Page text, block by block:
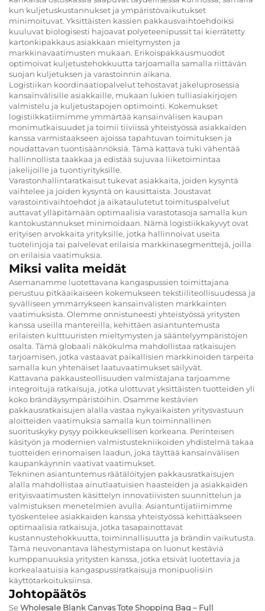
kun kuljetuskustannukset ja ympäristövaikutukset
minimoituvat. Yksittäisten kassien pakkausvaihtoehdoiksi
kuuluvat biologisesti hajoavat polyeteenipussit tai kierrätetty
kartonkipakkaus asiakkaan mieltymysten ja
markkinavaatimusten mukaan. Erikoispakkausmuodot
optimoivat kuljetustehokkuutta tarjoamalla samalla riittävän
suojan kuljetuksen ja varastoinnin aikana.
Logistiikan koordinaatiopalvelut tehostavat jakeluprosessia
kansainvälisille asiakkaille, mukaan lukien tulliasiakirjojen
valmistelu ja kuljetustapojen optimointi. Kokemukset
logistiikkatiimimme ymmärtää kansainvälisen kaupan
monimutkaisuudet ja toimii tiiviissä yhteistyössä asiakkaiden
kanssa varmistaakseen ajoissa tapahtuvan toimituksen ja
noudattavan tuontisäännöksiä. Tämä kattava tuki vähentää
hallinnollista taakkaa ja edistää sujuvaa liiketoimintaa
jakelijoille ja tuontiyrityksille.
Varastonhallintaratkaisut tukevat asiakkaita, joiden kysyntä
vaihtelee ja joiden kysyntä on kausittaista. Joustavat
varastointivaihtoehdot ja aikataulutetut toimituspalvelut
auttavat ylläpitämään optimaalisia varastotasoja samalla kun
kantokustannukset minimoidaan. Nämä logistiikkakyvyt ovat
erityisen arvokkaita yrityksille, jotka hallinnoivat useita
tuotelinjoja tai palvelevat erilaisia markkinasegmenttejä, joilla
on erilaisia vaatimuksia.
Miksi valita meidät
Asemanamme luotettavana kangaspussien toimittajana
perustuu pitkäaikaiseen kokemukseen tekstiiliteollisuudessa ja
syvälliseen ymmärrykseen kansainvälisten markkainten
vaatimuksista. Olemme onnistuneesti yhteistyössä yritysten
kanssa useilla mantereilla, kehittäen asiantuntemusta
erilaisten kulttuuristen mieltymysten ja sääntelyympäristöjen
osalta. Tämä globaali näkökulma mahdollistaa ratkaisujen
tarjoamisen, jotka vastaavat paikallisien markkinoiden tarpeita
samalla kun yhtenäiset laatuvaatimukset säilyvät.
Kattavana pakkausteollisuuden valmistajana tarjoamme
integroituja ratkaisuja, jotka ulottuvat yksittäisten tuotteiden yli
koko brändäysympäristöihin. Osamme kestävien
pakkausratkaisujen alalla vastaa nykyaikaisten yritysvastuun
aloitteiden vaatimuksia samalla kun toiminnallinen
suorituskyky pysyy poikkeuksellisen korkeana. Perinteisen
käsityön ja modernien valmistustekniikoiden yhdistelmä takaa
tuotteiden erinomaisen laadun, joka täyttää kansainvälisen
kaupankäynnin vaativat vaatimukset.
Tekninen asiantuntemus räätälöityjen pakkausratkaisujen
alalla mahdollistaa ainutlaatuisien haasteiden ja asiakkaiden
erityisvaatimusten käsittelyn innovatiivisten suunnittelun ja
valmistuksen menetelmien avulla. Asiantuntijatiimimme
työskentelee asiakkaiden kanssa yhteistyössä kehittääkseen
optimaalisia ratkaisuja, jotka tasapainottavat
kustannustehokkuutta, toiminnallisuutta ja brändin vaikutusta.
Tämä neuvonantava lähestymistapa on luonut kestäviä
kumppanuuksia yritysten kanssa, jotka etsivät luotettavia ja
korkealaatuisia kangaspussiratkaisuja monipuolisiin
käyttötarkoituksiinsa.
Johtopäätös
SeWholesale Blank Canvas Tote Shopping Bag – Full